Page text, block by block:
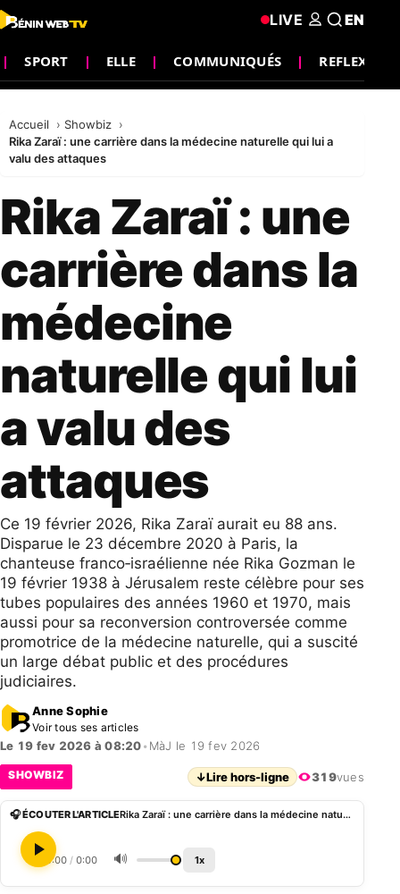
SPORT ELLE COMMUNIQUÉS REFLEXION
LIVE EN
Accueil
Showbiz
Rika Zaraï : une carrière dans la médecine naturelle qui lui a
valu des attaques
Rika Zaraï : une
carrière dans la
médecine
naturelle qui lui
a valu des
attaques
Ce 19 février 2026, Rika Zaraï aurait eu 88 ans.
Disparue le 23 décembre 2020 à Paris, la
chanteuse franco‑israélienne née Rika Gozman le
19 février 1938 à Jérusalem reste célèbre pour ses
tubes populaires des années 1960 et 1970, mais
aussi pour sa reconversion controversée comme
promotrice de la médecine naturelle, qui a suscité
un large débat public et des procédures
judiciaires.
Anne Sophie
Voir tous ses articles
Le 19 fev 2026 à 08:20• MàJ le 19 fev 2026
SHOWBIZ ↓Lire hors-ligne 319vues
🎧 ÉCOUTER L'ARTICLE Rika Zaraï : une carrière dans la médecine naturelle qui lui a valu des attaques
0:00 / 0:00 🔊 1x